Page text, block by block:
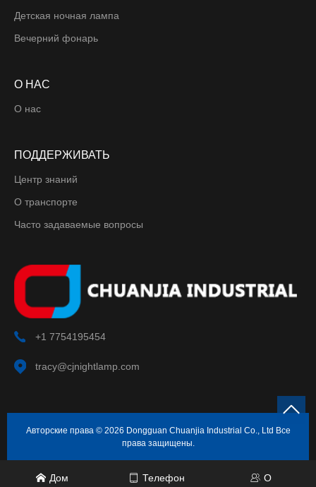
Детская ночная лампа
Вечерний фонарь
О НАС
О нас
ПОДДЕРЖИВАТЬ
Центр знаний
О транспорте
Часто задаваемые вопросы
+1 7754195454
tracy@cjnightlamp.com
Авторские права © 2026 Dongguan Chuanjia Industrial Co., Ltd Все
права защищены.
Дом Телефон О